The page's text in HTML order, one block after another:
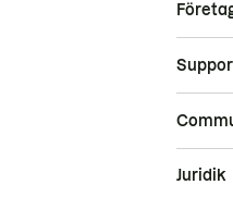
Juridik